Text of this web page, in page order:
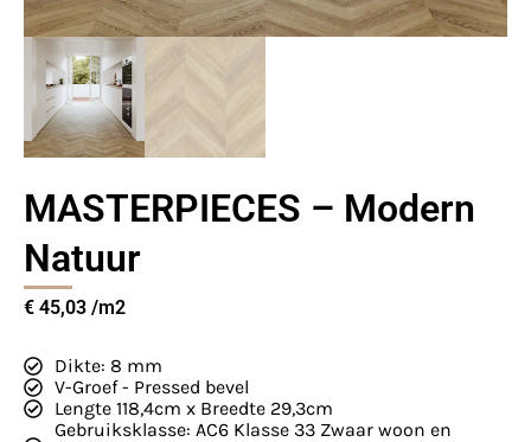
MASTERPIECES – Modern
Natuur
€ 45,03
Dikte: 8 mm
V-Groef - Pressed bevel
Lengte 118,4cm x Breedte 29,3cm
Gebruiksklasse: AC6 Klasse 33 Zwaar woon en